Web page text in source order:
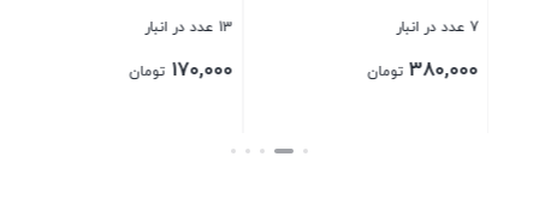
13 عدد در انبار
170,000 تومان
9 عدد در انبار
300,000 تومان